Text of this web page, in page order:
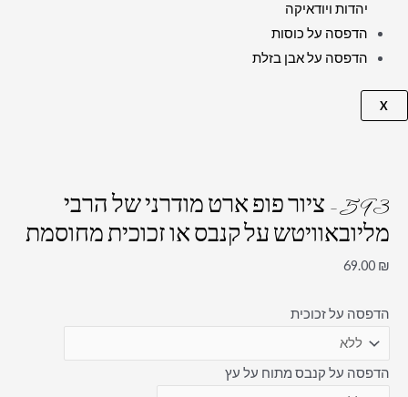
יהדות ויודאיקה
הדפסה על כוסות
הדפסה על אבן בזלת
X
593 – ציור פופ ארט מודרני של הרבי
מליובאוויטש על קנבס או זכוכית מחוסמת
69.00 ₪
הדפסה על זכוכית
הדפסה על קנבס מתוח על עץ